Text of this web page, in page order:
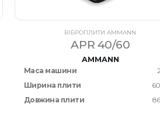
ВІБРОПЛИТИ AMMANN
APR 40/60
AMMANN
Маса машини
Ширина плити
Довжина плити